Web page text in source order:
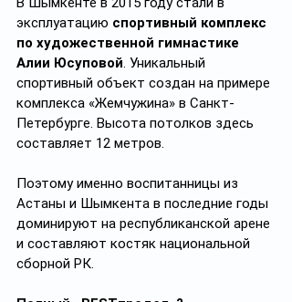
эксплуатацию спортивный комплекс
по художественной гимнастике
Алии Юсуповой. Уникальный
спортивный объект создан на примере
комплекса «Жемчужина» в Санкт-
Петербурге. Высота потолков здесь
составляет 12 метров.
Поэтому именно воспитанницы из
Астаны и Шымкента в последние годы
доминируют на республиканской арене
и составляют костяк национальной
сборной РК.